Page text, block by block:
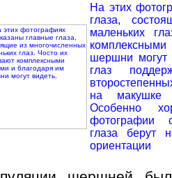
На этих
глаза,
маленьких
шершни могут
глаз
на макушке
Особенно
фотографии
глаза берут
ориентации